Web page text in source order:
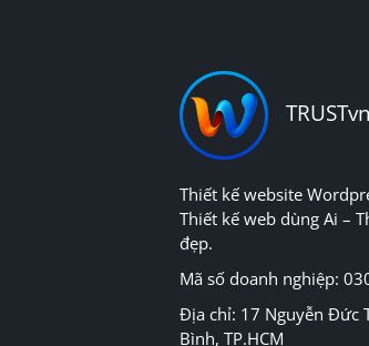
Thiết kế website
Thiết kế web dùng Ai –
đẹp.
Mã số doanh nghiệp:
Địa chỉ: 17 Nguyễn Đức
Bình, TP.HCM